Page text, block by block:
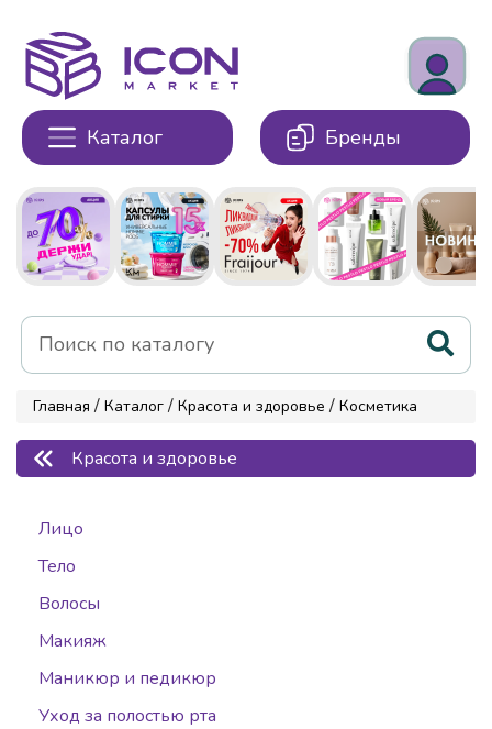
Каталог Бренды
Главная / Каталог / Красота и здоровье / Косметика
Красота и здоровье
Лицо
Тело
Волосы
Макияж
Маникюр и педикюр
Уход за полостью рта